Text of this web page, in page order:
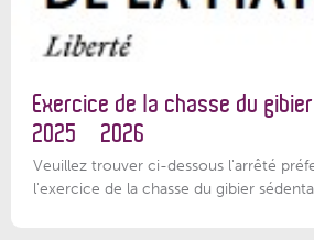
Exercice de la chasse du
2025 – 2026
Veuillez trouver ci-dessous l'arrêté
l'exercice de la chasse du gibier